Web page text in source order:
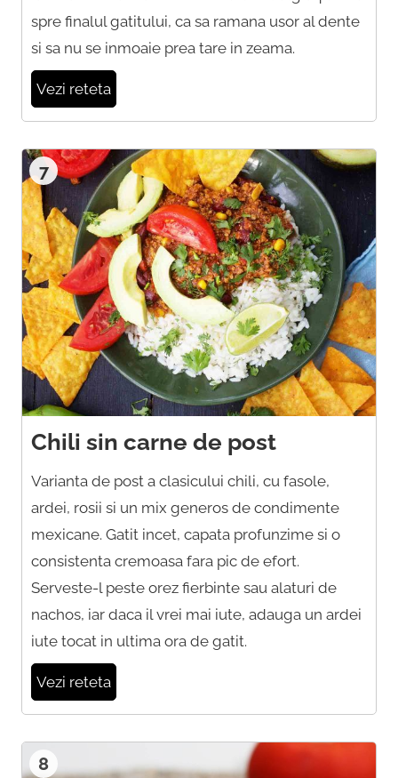
spre finalul gatitului, ca sa ramana usor al dente
si sa nu se inmoaie prea tare in zeama.
Vezi reteta
7
Chili sin carne de post
Varianta de post a clasicului chili, cu fasole,
ardei, rosii si un mix generos de condimente
mexicane. Gatit incet, capata profunzime si o
consistenta cremoasa fara pic de efort.
Serveste-l peste orez fierbinte sau alaturi de
nachos, iar daca il vrei mai iute, adauga un ardei
iute tocat in ultima ora de gatit.
Vezi reteta
8